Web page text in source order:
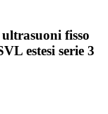
fisso
estesi serie 3